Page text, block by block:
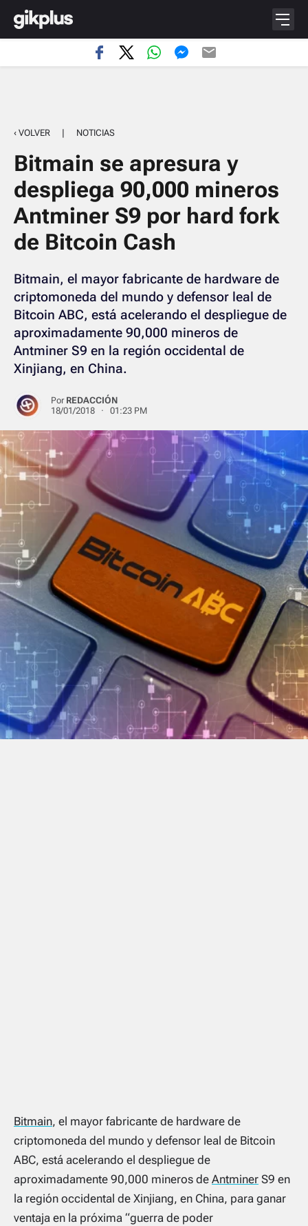
‹ VOLVER | NOTICIAS
Bitmain se apresura y
despliega 90,000 mineros
Antminer S9 por hard fork
de Bitcoin Cash
Bitmain, el mayor fabricante de hardware de
criptomoneda del mundo y defensor leal de
Bitcoin ABC, está acelerando el despliegue de
aproximadamente 90,000 mineros de
Antminer S9 en la región occidental de
Xinjiang, en China.
Por REDACCIÓN
18/01/2018 · 01:23 PM
Bitmain, el mayor fabricante de hardware de
criptomoneda del mundo y defensor leal de Bitcoin
ABC, está acelerando el despliegue de
aproximadamente 90,000 mineros de Antminer S9 en
la región occidental de Xinjiang, en China, para ganar
ventaja en la próxima “guerra de poder